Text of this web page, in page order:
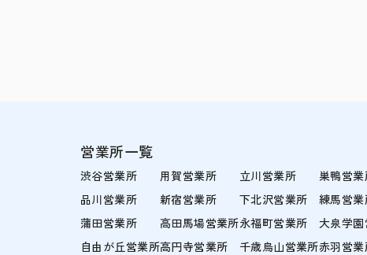
営業所一覧
渋谷営業所
品川営業所
蒲田営業所
自由が丘営業所
用賀営業所
新宿営業所
高田馬場営業所
高円寺営業所
立川営業所
下北沢営業所
永福町営業所
千歳烏山営業所
巣鴨営業
練馬営業
大泉学
赤羽営業